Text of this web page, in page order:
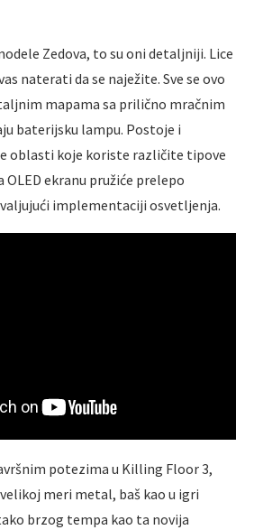
Zedova, to su oni detaljniji. Lice
naterati da se naježite. Sve se ovo
mapama sa prilično mračnim
baterijsku lampu. Postoje i
oblasti koje koriste različite tipove
ekranu pružiće prelepo
implementaciji osvetljenja.
potezima u Killing Floor 3,
meri metal, baš kao u igri
brzog tempa kao ta novija